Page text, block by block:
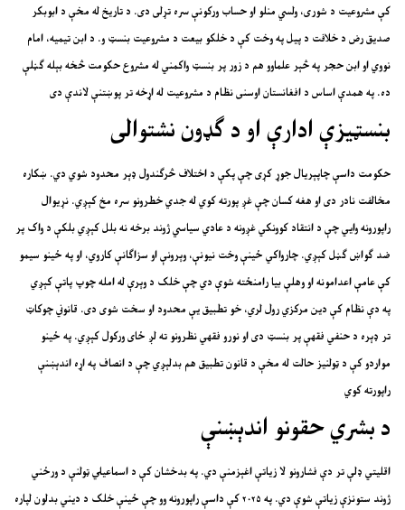
کې مشروعیت د شوری، ولسي منلو او حساب ورکونې سره تړلی دی. د تاریخ له مخې د ابوبکر
صدیق رض د خلافت د پیل په وخت کې د خلکو بیعت د مشروعیت بنسټ و. د ابن تیمیه، امام
نووي او ابن حجر په څېر علماوو هم د زور پر بنسټ واکمني له مشروع حکومت څخه بېله ګڼلې
ده. په همدې اساس د افغانستان اوسنی نظام د مشروعیت له اړخه تر پوښتنې لاندې دی
بنسټیزې ادارې او د ګډون نشتوالی
حکومت داسې چاپېریال جوړ کړی چې پکې د اختلاف څرګندول ډېر محدود شوي دي. ښکاره
مخالفت نادر دی او هغه کسان چې غږ پورته کوي له جدي خطرونو سره مخ کېږي. نړیوال
راپورونه وايي چې د انتقاد کوونکي غږونه د عادي سیاسي ژوند برخه نه بلل کېږي بلکې د واک پر
ضد ګواښ ګڼل کېږي. چارواکي ځینې وخت نیونې، وېرونې او سزاګانې کاروي، او په ځینو سیمو
کې عامې اعدامونه او وهلې بیا رامنځته شوې دي چې خلک د وېرې له امله چوپ پاتې کېږي
په دې نظام کې دین مرکزي رول لري، خو تطبیق یې محدود او سخت شوی دی. قانوني چوکاټ
تر ډېره د حنفي فقهې پر بنسټ دی او نورو فقهي نظرونو ته لږ ځای ورکول کېږي. په ځینو
مواردو کې د ټولنیز حالت له مخې د قانون تطبیق هم بدلېږي چې د انصاف په اړه اندېښنې
راپورته کوي
د بشري حقونو اندېښنې
اقلیتي ډلې تر دې فشارونو لا زیاتې اغېزمنې دي. په بدخشان کې د اسماعیلي ټولنې د ورځني
ژوند ستونزې زیاتې شوې دي. په ۲۰۲۵ کې داسې راپورونه وو چې ځینې خلک د دیني بدلون لپاره